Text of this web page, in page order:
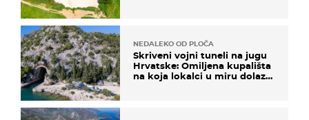
NEDALEKO OD PLOČA
Skriveni vojni tuneli na jugu
Hrvatske: Omiljena kupališta
na koja lokalci u miru dolaze